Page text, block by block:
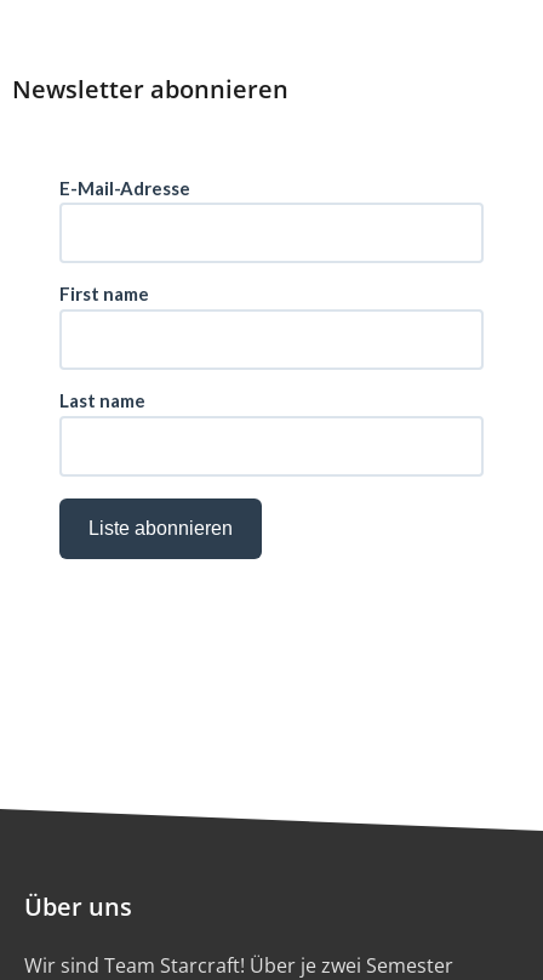
Newsletter abonnieren
Über uns
Wir sind Team Starcraft! Über je zwei Semester